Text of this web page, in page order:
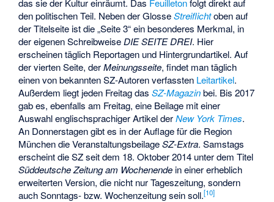
das sie der Kultur einräumt. Das Feuilletonfolgt direkt auf
den politischen Teil. Neben der GlosseStreiflichtoben auf
der Titelseite ist die „Seite 3“ ein besonderes Merkmal, in
der eigenen SchreibweiseDIE SEITE DREI. Hier
erscheinen täglich Reportagen und Hintergrundartikel. Auf
der vierten Seite, derMeinungsseite, findet man täglich
einen von bekannten SZ-Autoren verfassten Leitartikel.
Außerdem liegt jeden Freitag dasSZ-Magazinbei. Bis 2017
gab es, ebenfalls am Freitag, eine Beilage mit einer
Auswahl englischsprachiger Artikel derNew York Times.
An Donnerstagen gibt es in der Auflage für die Region
München die VeranstaltungsbeilageSZ-Extra. Samstags
erscheint die SZ seit dem 18. Oktober 2014 unter dem Titel
Süddeutsche Zeitung am Wochenende in einer erheblich
erweiterten Version, die nicht nur Tageszeitung, sondern
auch Sonntags- bzw. Wochenzeitung sein soll.[10]